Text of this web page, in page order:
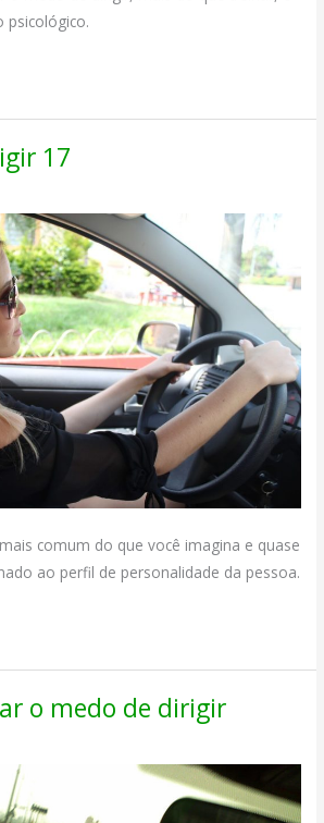
psicológico.
17
comum do que você imagina e quase
ao perfil de personalidade da pessoa.
o medo de dirigir